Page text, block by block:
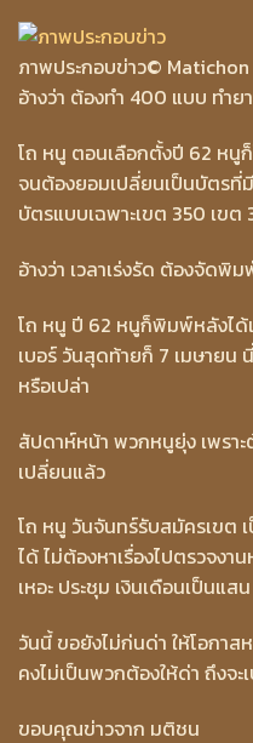
ภาพประกอบข่าว© Matichon
อ้างว่า ต้องทำ 400 แบบ ทำย
โถ หนู ตอนเลือกตั้งปี 62 หนู
จนต้องยอมเปลี่ยนเป็นบัตรที่
บัตรแบบเฉพาะเขต 350 เขต
อ้างว่า เวลาเร่งรัด ต้องจัด
โถ หนู ปี 62 หนูก็พิมพ์หลังได้
เบอร์ วันสุดท้ายก็ 7 เมษายน
หรือเปล่า
สัปดาห์หน้า พวกหนูยุ่ง เพราะ
เปลี่ยนแล้ว
โถ หนู วันจันทร์รับสมัครเขต
ได้ ไม่ต้องหาเรื่องไปตรวจงา
เหอะ ประชุม เงินเดือนเป็นแส
วันนี้ ขอยังไม่ก่นด่า ให้โอกา
คงไม่เป็นพวกต้องให้ด่า ถึงจะ
ขอบคุณข่าวจาก มติชน